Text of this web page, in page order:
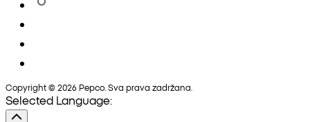
Copyright © 2026 Pepco. Sva prava zadržana.
Selected Language: